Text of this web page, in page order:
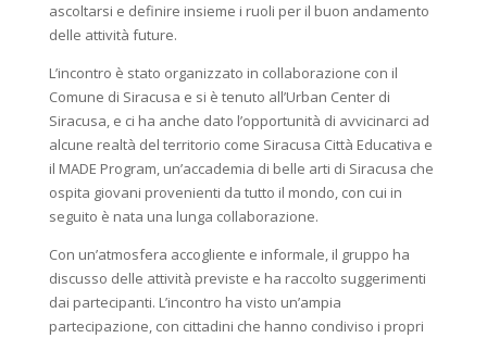
ascoltarsi e definire insieme i ruoli per il buon andamento
delle attività future.
L’incontro è stato organizzato in collaborazione con il
Comune di Siracusa e si è tenuto all’Urban Center di
Siracusa, e ci ha anche dato l’opportunità di avvicinarci ad
alcune realtà del territorio come Siracusa Città Educativa e
il MADE Program, un’accademia di belle arti di Siracusa che
ospita giovani provenienti da tutto il mondo, con cui in
seguito è nata una lunga collaborazione.
Con un’atmosfera accogliente e informale, il gruppo ha
discusso delle attività previste e ha raccolto suggerimenti
dai partecipanti. L’incontro ha visto un’ampia
partecipazione, con cittadini che hanno condiviso i propri